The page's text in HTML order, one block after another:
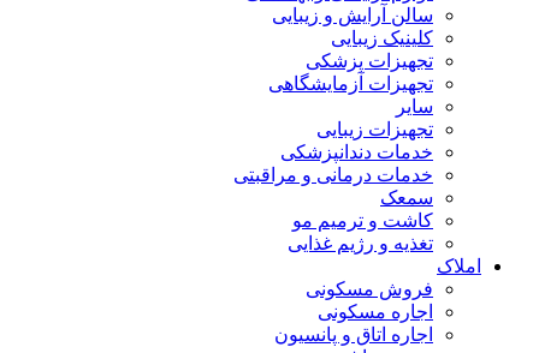
سالن آرایش و زیبایی
کلینیک زیبایی
تجهیزات پزشکی
تجهیزات آزمایشگاهی
سایر
تجهیزات زیبایی
خدمات دندانپزشکی
خدمات درمانی و مراقبتی
سمعک
کاشت و ترمیم مو
تغذیه و رژیم غذایی
املاک
فروش مسکونی
اجاره مسکونی
اجاره اتاق و پانسیون